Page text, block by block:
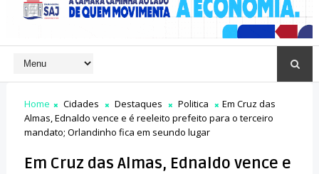
Home Cidades Destaques Politica
Em Cruz das
Almas, Ednaldo vence e é reeleito prefeito para o terceiro
mandato; Orlandinho fica em seundo lugar
Em Cruz das Almas, Ednaldo vence e